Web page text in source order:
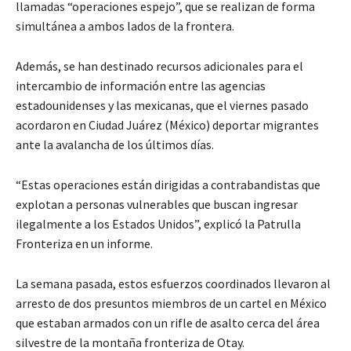
llamadas “operaciones espejo”, que se realizan de forma
simultánea a ambos lados de la frontera.
Además, se han destinado recursos adicionales para el
intercambio de información entre las agencias
estadounidenses y las mexicanas, que el viernes pasado
acordaron en Ciudad Juárez (México) deportar migrantes
ante la avalancha de los últimos días.
“Estas operaciones están dirigidas a contrabandistas que
explotan a personas vulnerables que buscan ingresar
ilegalmente a los Estados Unidos”, explicó la Patrulla
Fronteriza en un informe.
La semana pasada, estos esfuerzos coordinados llevaron al
arresto de dos presuntos miembros de un cartel en México
que estaban armados con un rifle de asalto cerca del área
silvestre de la montaña fronteriza de Otay.